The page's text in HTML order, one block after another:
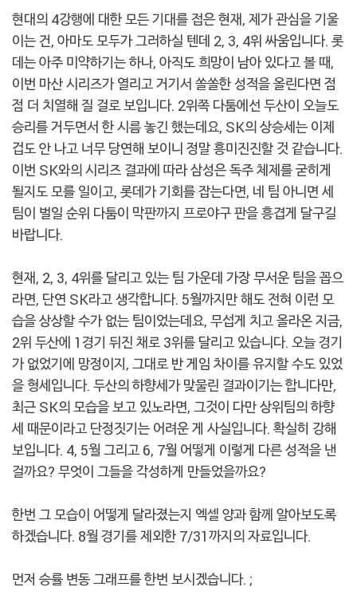
현대의 4강행에 대한 모든 기대를 접은 현재, 제가 관심을 기울
이는 건, 아마도 모두가 그러하실 텐데 2, 3, 4위 싸움입니다. 롯
데는 아주 미약하기는 하나, 아직도 희망이 남아 있다고 볼 때,
이번 마산 시리즈가 열리고 거기서 쏠쏠한 성적을 올린다면 점
점 더 치열해 질 걸로 보입니다. 2위쪽 다툼에선 두산이 오늘도
승리를 거두면서 한 시름 놓긴 했는데요, SK의 상승세는 이제
겁도 안 나고 너무 당연해 보이니 정말 흥미진진할 것 같습니다.
이번 SK와의 시리즈 결과에 따라 삼성은 독주 체제를 굳히게
될지도 모를 일이고, 롯데가 기회를 잡는다면, 네 팀 아니면 세
팀이 벌일 순위 다툼이 막판까지 프로야구 판을 흥겹게 달구길
바랍니다.
현재, 2, 3, 4위를 달리고 있는 팀 가운데 가장 무서운 팀을 꼽으
라면, 단연 SK라고 생각합니다. 5월까지만 해도 전혀 이런 모
습을 상상할 수가 없는 팀이었는데요, 무섭게 치고 올라온 지금,
2위 두산에 1경기 뒤진 채로 3위를 달리고 있습니다. 오늘 경기
가 없었기에 망정이지, 그대로 반 게임 차이를 유지할 수도 있었
을 형세입니다. 두산의 하향세가 맞물린 결과이기는 합니다만,
최근 SK의 모습을 보고 있노라면, 그것이 다만 상위팀의 하향
세 때문이라고 단정짓기는 어려운 게 사실입니다. 확실히 강해
보입니다. 4, 5월 그리고 6, 7월 어떻게 이렇게 다른 성적을 낸
걸까요? 무엇이 그들을 각성하게 만들었을까요?
한번 그 모습이 어떻게 달라졌는지 엑셀 양과 함께 알아보도록
하겠습니다. 8월 경기를 제외한 7/31까지의 자료입니다.
먼저 승률 변동 그래프를 한번 보시겠습니다. ;